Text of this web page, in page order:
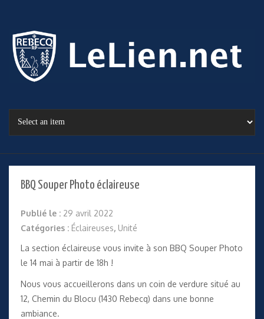
BBQ Souper Photo éclaireuse
Publié le : 29 avril 2022
Catégories : Éclaireuses, Unité
La section éclaireuse vous invite à son BBQ Souper Photo
le 14 mai à partir de 18h !
Nous vous accueillerons dans un coin de verdure situé au
12, Chemin du Blocu (1430 Rebecq) dans une bonne
ambiance.